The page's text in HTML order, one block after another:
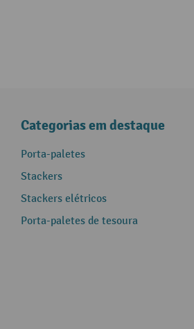
Categorias em destaque
Porta-paletes
Stackers
Stackers elétricos
Porta-paletes de tesoura